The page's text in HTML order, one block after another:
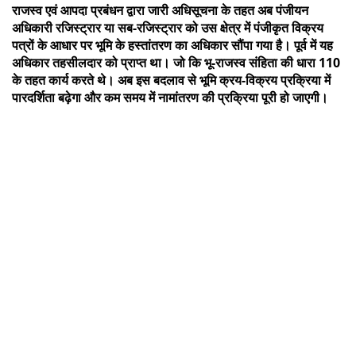
राजस्व एवं आपदा प्रबंधन द्वारा जारी अधिसूचना के तहत अब पंजीयन
अधिकारी रजिस्ट्रार या सब-रजिस्ट्रार को उस क्षेत्र में पंजीकृत विक्रय
पत्रों के आधार पर भूमि के हस्तांतरण का अधिकार सौंपा गया है। पूर्व में यह
अधिकार तहसीलदार को प्राप्त था। जो कि भू-राजस्व संहिता की धारा 110
के तहत कार्य करते थे। अब इस बदलाव से भूमि क्रय-विक्रय प्रक्रिया में
पारदर्शिता बढ़ेगा और कम समय में नामांतरण की प्रक्रिया पूरी हो जाएगी।